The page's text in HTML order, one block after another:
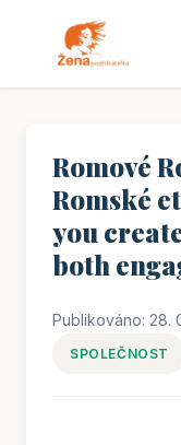
Romové
Romské
you
both
Publikováno: 28.
SPOLEČNOST